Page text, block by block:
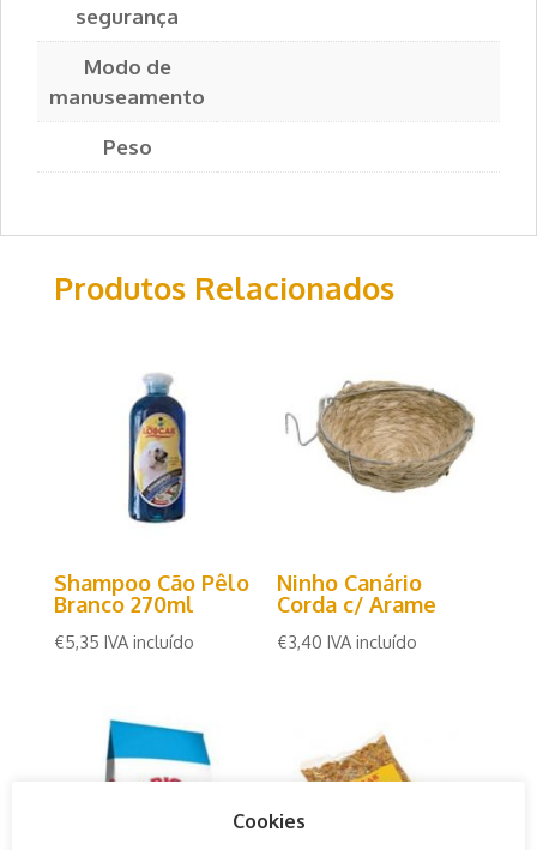
segurança
Modo de
manuseamento
Peso
Produtos Relacionados
Shampoo Cão Pêlo
Branco 270ml
€5,35 IVA incluído
Ninho Canário
Corda c/ Arame
€3,40 IVA incluído
Cookies